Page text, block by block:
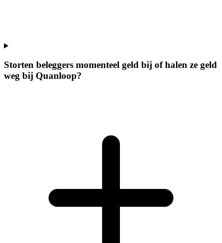
Storten beleggers momenteel geld bij of halen ze geld
weg bij Quanloop?